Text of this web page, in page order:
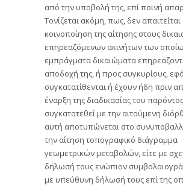
από την υποβολή της, επί ποινή
Τονίζεται ακόμη, πως, δεν απαιτείται
κοινοποίηση της αίτησης στους
επηρεαζόμενων ακινήτων των
εμπράγματα δικαιώματα
αποδοχή της, ή προς συγκυρίους,
συγκατατίθενται ή έχουν ήδη πριν
έναρξη της διαδικασίας του παρόντος
συγκατατεθεί με την αιτούμενη
αυτή αποτυπώνεται στο
την αίτηση τοπογραφικό διάγραμμα
γεωμετρικών μεταβολών, είτε με
δήλωσή τους ενώπιον
με υπεύθυνη δήλωσή τους επί της